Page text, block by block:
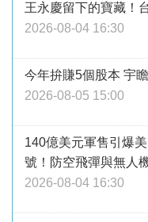
王永慶留下的寶藏！
2026-08-04 16:30
今年拚賺5個股本 宇
2026-08-05 15:00
140億美元軍售引爆
號！防空飛彈與無人
2026-08-04 16:30